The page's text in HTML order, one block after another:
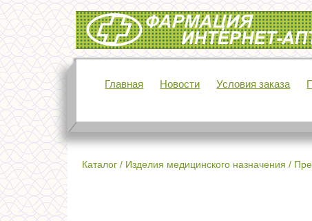
Интернет-аптека Фармация
Главная Новости Условия заказа
Каталог / Изделия медицинского назначения /